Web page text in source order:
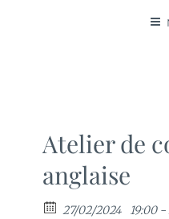
Atelier de
anglaise
27/02/2024 19:00 -